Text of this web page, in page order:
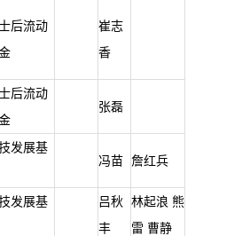
后流动
崔志
香
后流动
张磊
发展基
冯苗 詹红兵
发展基
吕秋
丰
林起浪 熊
雷 曹静